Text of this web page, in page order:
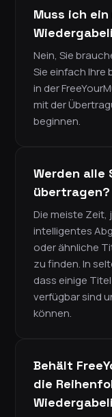
Muss ich
Nein, Sie
Sie einfach Ihre
in der
mit der
beginnen.
Werden alle
übertragen?
Die meiste Zeit,
intelligentes
oder ähnliche
zu finden. In
dass einige
verfügbar sind
können.
Behält
die